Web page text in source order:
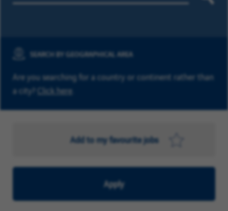
SEARCH BY GEOGRAPHICAL AREA
Are you searching for a country or continent rather than
a city? Click here
Add to my favourite jobs
Apply